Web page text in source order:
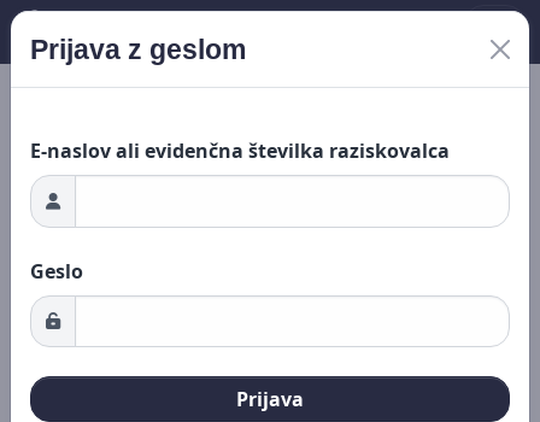
...
Prijava z geslom
E-naslov ali evidenčna številka raziskovalca
Geslo
Prijava